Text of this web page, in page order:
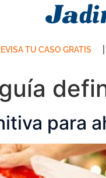
TU CASO GRATIS
guía
para